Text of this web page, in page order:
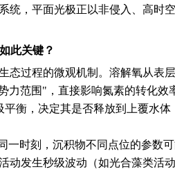
统，平面光极正以非侵入、高时
此关键？
态过程的微观机制。溶解氧从表
力范围"，直接影响氮素的转化
衡，决定其是否释放到上覆水
一时刻，沉积物不同点位的参数
动发生秒级波动（如光合藻类活